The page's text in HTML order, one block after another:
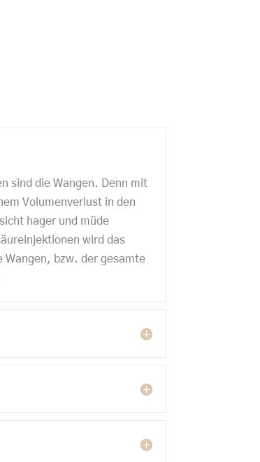
sind die Wangen. Denn mit
Volumenverlust in den
hager und müde
wird das
Wangen, bzw. der gesamte